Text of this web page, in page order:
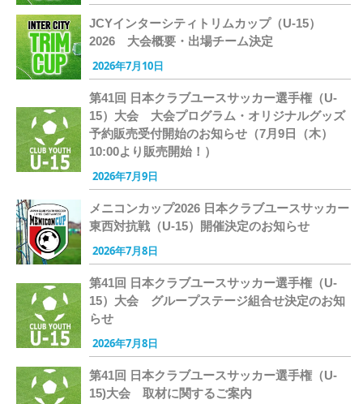
JCYインターシティトリムカップ（U-15）
2026 大会概要・出場チーム決定
2026年7月10日
第41回 日本クラブユースサッカー選手権（U-
15）大会 大会プログラム・オリジナルグッズ
予約販売受付開始のお知らせ（7月9日（木）
10:00より販売開始！）
2026年7月9日
メニコンカップ2026 日本クラブユースサッカー
東西対抗戦（U-15）開催決定のお知らせ
2026年7月8日
第41回 日本クラブユースサッカー選手権（U-
15）大会 グループステージ組合せ決定のお知
らせ
2026年7月8日
第41回 日本クラブユースサッカー選手権（U-
15)大会 取材に関するご案内